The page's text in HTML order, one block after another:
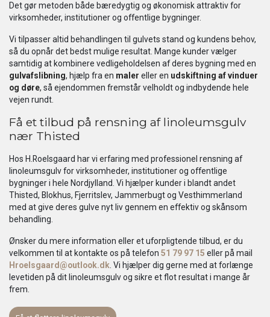
Det gør metoden både bæredygtig og økonomisk attraktiv for
virksomheder, institutioner og offentlige bygninger.
Vi tilpasser altid behandlingen til gulvets stand og kundens behov,
så du opnår det bedst mulige resultat. Mange kunder vælger
samtidig at kombinere vedligeholdelsen af deres bygning med en
gulvafslibning, hjælp fra en maler eller en udskiftning af vinduer
og døre, så ejendommen fremstår velholdt og indbydende hele
vejen rundt.
Få et tilbud på rensning af linoleumsgulv
nær Thisted
Hos H.Roelsgaard har vi erfaring med professionel rensning af
linoleumsgulv for virksomheder, institutioner og offentlige
bygninger i hele Nordjylland. Vi hjælper kunder i blandt andet
Thisted, Blokhus, Fjerritslev, Jammerbugt og Vesthimmerland
med at give deres gulve nyt liv gennem en effektiv og skånsom
behandling.
Ønsker du mere information eller et uforpligtende tilbud, er du
velkommen til at kontakte os på telefon 51 79 97 15 eller på mail
Hroelsgaard@outlook.dk . Vi hjælper dig gerne med at forlænge
levetiden på dit linoleumsgulv og sikre et flot resultat i mange år
frem.